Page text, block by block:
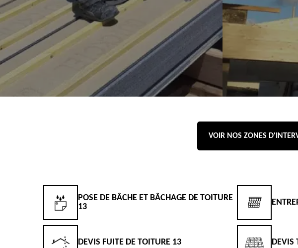
VOIR NOS ZONES
POSE DE BÂCHE ET BÂCHAGE DE TOITURE
13
DEVIS FUITE DE TOITURE 13 DEVIS